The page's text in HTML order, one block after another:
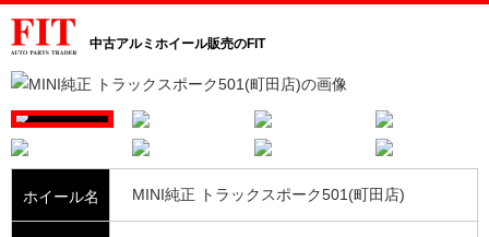
中古アルミホイール販売のFIT
ホイール名 MINI純正 トラックスポーク501(町田店)